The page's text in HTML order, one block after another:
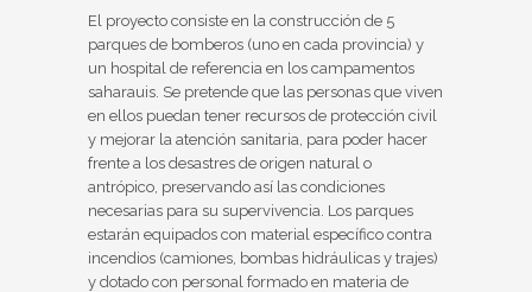
El proyecto consiste en la construcción de 5
parques de bomberos (uno en cada provincia) y
un hospital de referencia en los campamentos
saharauis. Se pretende que las personas que viven
en ellos puedan tener recursos de protección civil
y mejorar la atención sanitaria, para poder hacer
frente a los desastres de origen natural o
antrópico, preservando así las condiciones
necesarias para su supervivencia. Los parques
estarán equipados con material específico contra
incendios (camiones, bombas hidráulicas y trajes)
y dotado con personal formado en materia de